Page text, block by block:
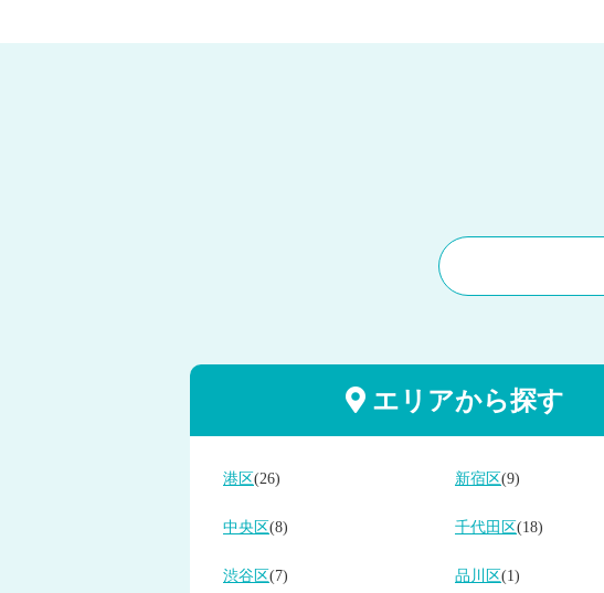
エリアから探す
港区(26) 新宿区(9)
中央区(8) 千代田区(18)
渋谷区(7) 品川区(1)